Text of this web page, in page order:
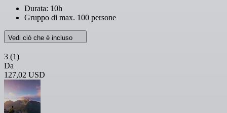
Durata: 10h
Gruppo di max. 100 persone
Vedi ciò che è incluso
3 (1)
Da
127,02 USD